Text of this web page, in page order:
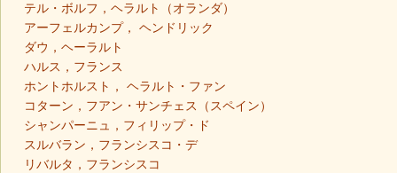
テル・ボルフ，ヘラルト（オランダ）
アーフェルカンプ， ヘンドリック
ダウ，ヘーラルト
ハルス，フランス
ホントホルスト， ヘラルト・ファン
コターン，フアン・サンチェス（スペイン）
シャンパーニュ，フィリップ・ド
スルバラン，フランシスコ・デ
リバルタ，フランシスコ